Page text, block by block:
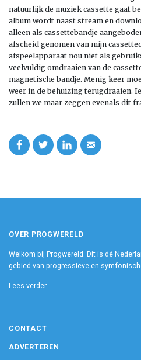
natuurlijk de muziek cassette gaat
album wordt naast stream en
alleen als cassettebandje
afscheid genomen van mijn
afspeelapparaat nou niet als
veelvuldig omdraaien van de
magnetische bandje. Menig keer
weer in de behuizing terugdraaien.
zullen we maar zeggen evenals dit
OVER PROGWERELD
Welkom bij Progwereld. Dit is dé
gebied van progressieve en
Lees verder
CONTACT
ADVERTEREN